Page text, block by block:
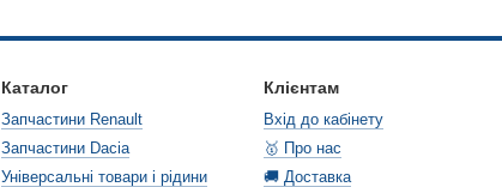
Каталог
Запчастини Renault
Запчастини Dacia
Універсальні товари і рідини
Клієнтам
Вхід до кабінету
🥇 Про нас
🚚 Доставка